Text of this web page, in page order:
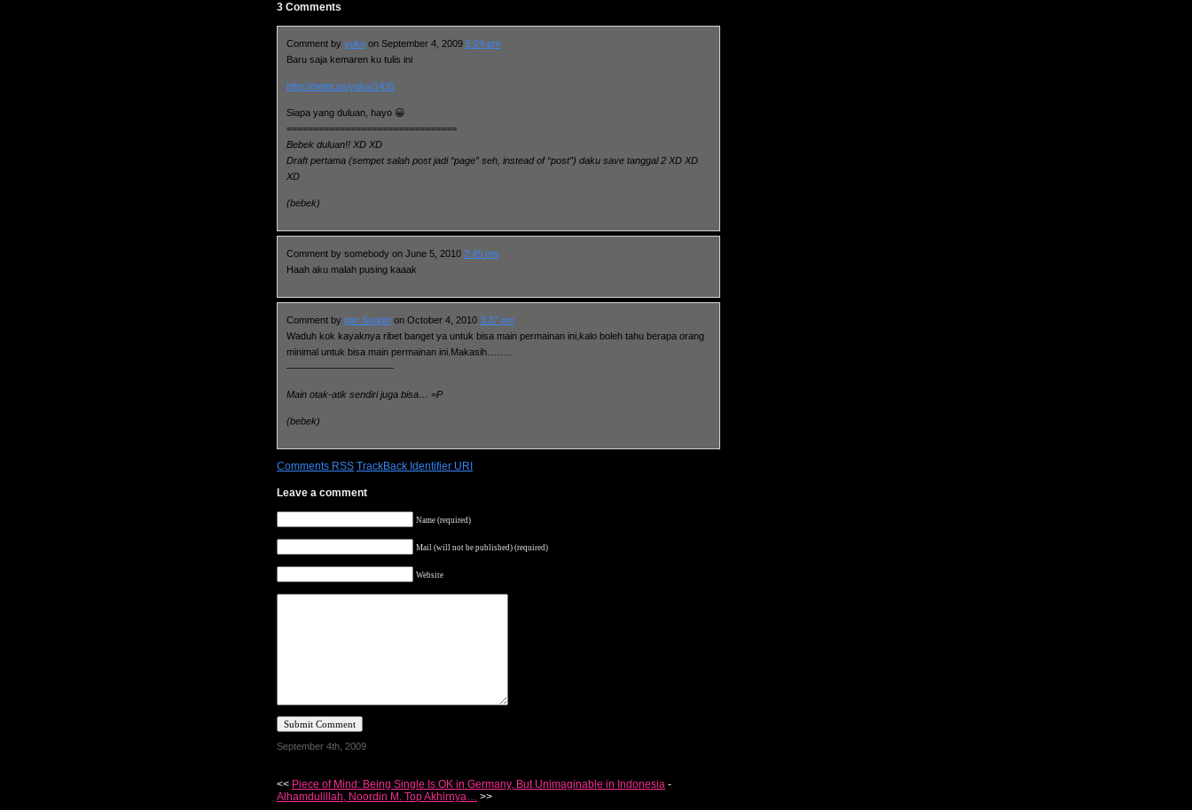
3 Comments
Comment by yuku on September 4, 2009 5:24 pm
Baru saja kemaren ku tulis ini
http://melet.us/yuku/1435
Siapa yang duluan, hayo 😀
================================
Bebek duluan!! XD XD
Draft pertama (sempet salah post jadi “page” seh, instead of “post”) daku save tanggal 2 XD XD
XD
(bebek)
Comment by somebody on June 5, 2010 2:45 pm
Haah aku malah pusing kaaak
Comment by Ipin Suripin on October 4, 2010 3:37 pm
Waduh kok kayaknya ribet banget ya untuk bisa main permainan ini,kalo boleh tahu berapa orang
minimal untuk bisa main permainan ini.Makasih……..
———————————
Main otak-atik sendiri juga bisa… =P
(bebek)
Comments RSS TrackBack Identifier URI
Leave a comment
Name (required)
Mail (will not be published) (required)
Website
September 4th, 2009
<< Piece of Mind: Being Single Is OK in Germany, But Unimaginable in Indonesia -
Alhamdulillah, Noordin M. Top Akhirnya… >>